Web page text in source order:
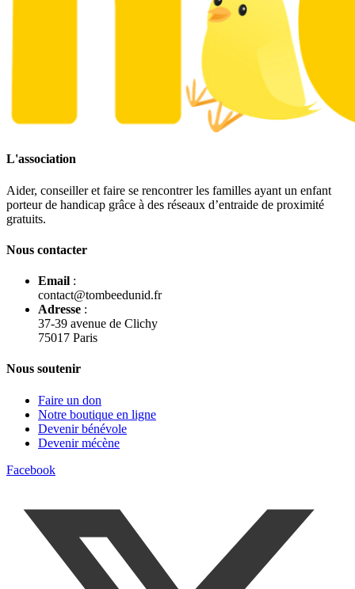
L'association
Aider, conseiller et faire se rencontrer les familles ayant un enfant
porteur de handicap grâce à des réseaux d’entraide de proximité
gratuits.
Nous contacter
Email :
contact@tombeedunid.fr
Adresse :
37-39 avenue de Clichy
75017 Paris
Nous soutenir
Faire un don
Notre boutique en ligne
Devenir bénévole
Devenir mécène
Facebook